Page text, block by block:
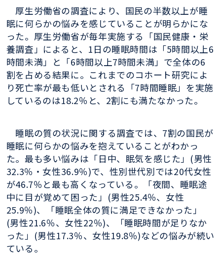
厚生労働省の調査により、国民の半数以上が睡
眠に何らかの悩みを感じていることが明らかにな
った。厚生労働省が毎年実施する「国民健康・栄
養調査」によると、1日の睡眠時間は「5時間以上6
時間未満」と「6時間以上7時間未満」で全体の6
割を占める結果に。これまでのコホート研究によ
り死亡率が最も低いとされる「7時間睡眠」を実施
しているのは18.2％と、2割にも満たなかった。
睡眠の質の状況に関する調査では、7割の国民が
睡眠に何らかの悩みを抱えていることがわかっ
た。最も多い悩みは「日中、眠気を感じた」(男性
32.3％・女性36.9％)で、性別世代別では20代女性
が46.7％と最も高くなっている。「夜間、睡眠途
中に目が覚めて困った」(男性25.4％、女性
25.9％)、「睡眠全体の質に満足できなかった」
(男性21.6％、女性22％)、「睡眠時間が足りなか
った」(男性17.3％、女性19.8％)などの悩みが続い
ている。